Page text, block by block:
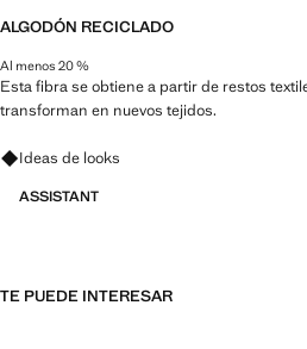
ALGODÓN RECICLADO
Al menos 20 %
Esta fibra se obtiene a partir de restos
transforman en nuevos tejidos.
Pregunta por looks, prendas y tendencias
Ideas de looks
ASSISTANT
TE PUEDE INTERESAR